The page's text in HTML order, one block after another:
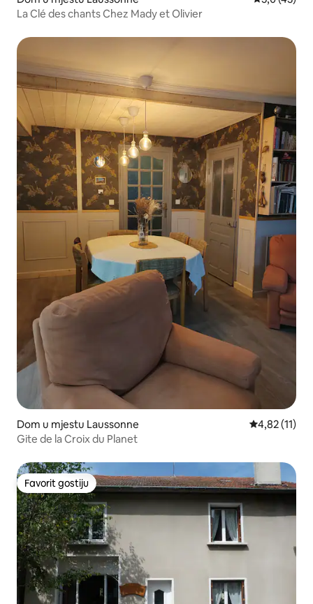
La Clé des chants Chez Mady et Olivier
Dom u mjestu Laussonne Prosječna
4,82 (11)
Gite de la Croix du Planet
Favorit gostiju
Favorit gostiju